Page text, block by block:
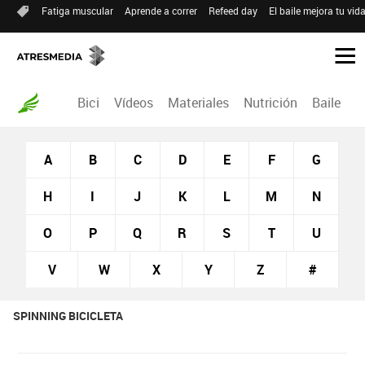
Fatiga muscular Aprende a correr Refeed day El baile mejora tu
Bici Vídeos Materiales Nutrición Baile
A B C D E F G
H I J K L M N
O P Q R S T U
V W X Y Z #
SPINNING BICICLETA